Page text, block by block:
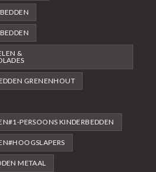
&
GRENENHOUT
PERSOONS KINDERBEDDEN
METAAL